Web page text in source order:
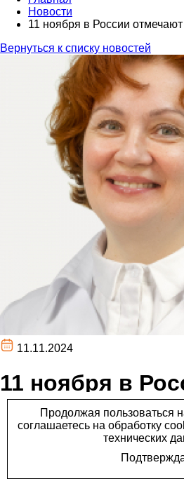
Новости
11 ноября в России
Вернуться к списку новостей
11.11.2024
11 ноября в
отмечают день
офтальмолога!